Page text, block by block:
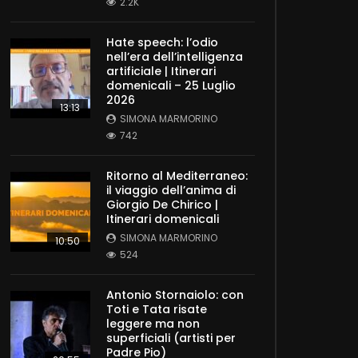
13:13
Hate speech: l’odio
nell’era dell’intelligenza
artificiale | Itinerari
domenicali – 25 Luglio
2026
SIMONA MARMORINO
742
10:50
Ritorno al Mediterraneo:
il viaggio dell’anima di
Giorgio De Chirico |
Itinerari domenicali
SIMONA MARMORINO
524
Antonio Stornaiolo: con
Toti e Tata risate
leggere ma non
superficiali (artisti per
Padre Pio)